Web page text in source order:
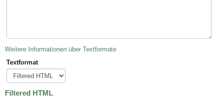
Weitere Informationen über Textformate
Textformat
Filtered HTML